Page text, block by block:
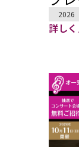
2026
詳し